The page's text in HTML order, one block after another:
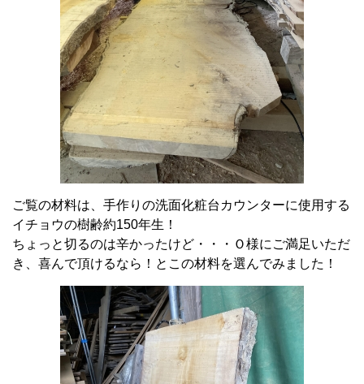
ご覧の材料は、手作りの洗面化粧台カウンターに使用する
イチョウの樹齢約150年生！
ちょっと切るのは辛かったけど・・・Ｏ様にご満足いただ
き、喜んで頂けるなら！とこの材料を選んでみました！